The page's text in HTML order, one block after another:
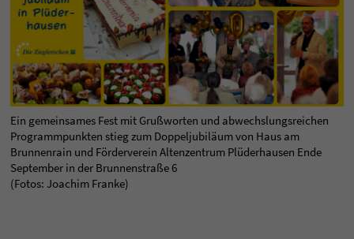
Ein gemeinsames Fest mit Grußworten und abwechslungsreichen
Programmpunkten stieg zum Doppeljubiläum von Haus am
Brunnenrain und Förderverein Altenzentrum Plüderhausen Ende
September in der Brunnenstraße 6
(Fotos: Joachim Franke)